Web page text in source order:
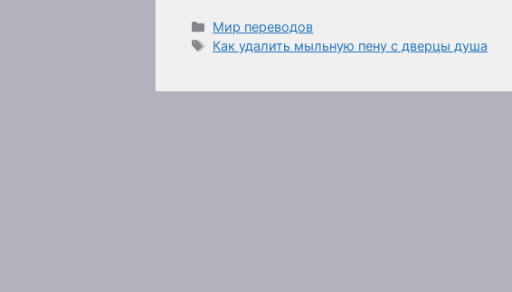
Рубрики
Мир переводов
Метки
Как удалить мыльную пену с дверцы душа